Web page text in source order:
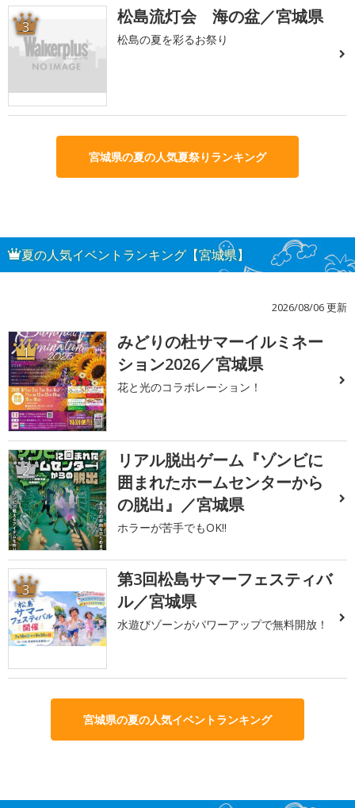
3 松島流灯会 海の盆／宮城県
松島の夏を彩るお祭り
宮城県の夏の人気夏祭りランキング
夏の人気イベントランキング【宮城県】
2026/08/06 更新
1
みどりの杜サマーイルミネー
ション2026／宮城県
花と光のコラボレーション！
2
リアル脱出ゲーム『ゾンビに
囲まれたホームセンターから
の脱出』／宮城県
ホラーが苦手でもOK!!
3
第3回松島サマーフェスティバ
ル／宮城県
水遊びゾーンがパワーアップで無料開放！
宮城県の夏の人気イベントランキング